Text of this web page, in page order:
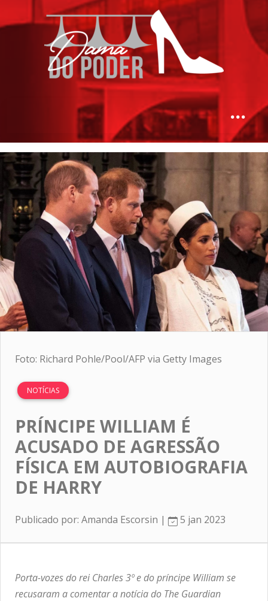
Foto: Richard Pohle/Pool/AFP via Getty Images
NOTÍCIAS
PRÍNCIPE WILLIAM É
ACUSADO DE AGRESSÃO
FÍSICA EM AUTOBIOGRAFIA
DE HARRY
Publicado por: Amanda Escorsin | 5 jan 2023
Porta-vozes do rei Charles 3º e do príncipe William se
recusaram a comentar a notícia do The Guardian